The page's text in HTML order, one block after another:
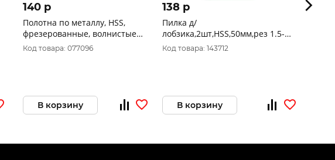
140 p
Полотна по металлу, HSS,
фрезерованные, волнистые
зубья, 76/51/0,7 мм (Т118G), 2
шт. 40963
Код товара: 077096
В корзину
138 p
Пилка д/
лобзика,2шт,HSS,50мм,рез 1.5-
15мм,д/
Код товара: 143712
В корзину
190